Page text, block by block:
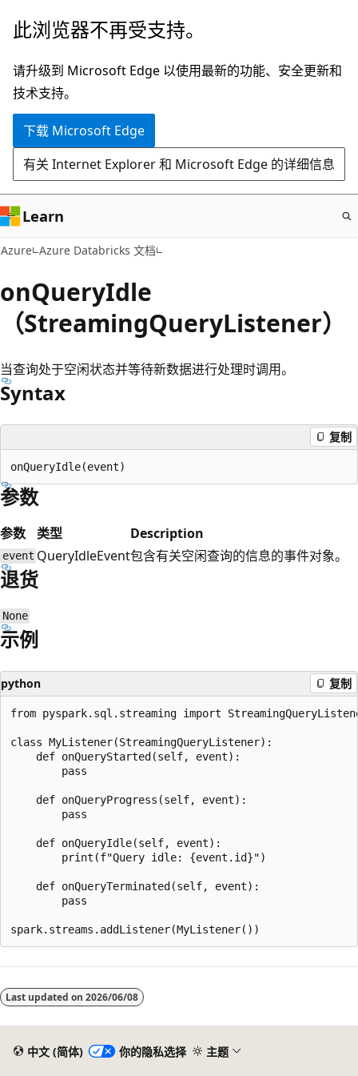
跳
主
要
内
此浏览器不再受支持。
请升级到 Microsoft Edge 以使用最新的功能、安全更新和
技术支持。
下载 Microsoft Edge
有关 Internet Explorer 和 Microsoft Edge 的详细信息
Learn
Azure Azure Databricks 文档
onQueryIdle
（StreamingQueryListener）
当查询处于空闲状态并等待新数据进行处理时调用。
Syntax
复制
参数
参数 类型 Description
event QueryIdleEvent包含有关空闲查询的信息的事件对象。
退货
None
示例
python 复制
from pyspark.sql.streaming import
class MyListener(StreamingQueryListener):
    def onQueryStarted(self, event):
        pass
    def onQueryProgress(self, event):
        pass
    def onQueryIdle(self, event):
        print(f"Query idle: {event.id}")
    def onQueryTerminated(self, event):
        pass
模
式
Last updated on 2026/06/08
中文 (简体) 你的隐私选择 主题